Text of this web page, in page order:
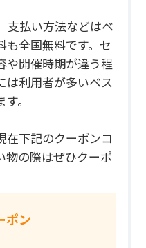
支払い方法などはベ
も全国無料です。セ
や開催時期が違う程
は利用者が多いベス
。
在下記のクーポンコ
物の際はぜひクーポ
ポン